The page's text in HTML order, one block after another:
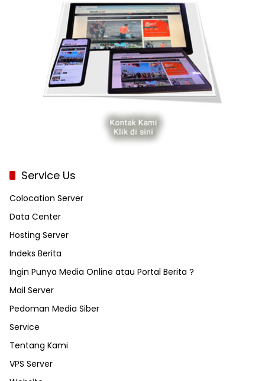
Service Us
Colocation Server
Data Center
Hosting Server
Indeks Berita
Ingin Punya Media Online atau Portal Berita ?
Mail Server
Pedoman Media Siber
Service
Tentang Kami
VPS Server